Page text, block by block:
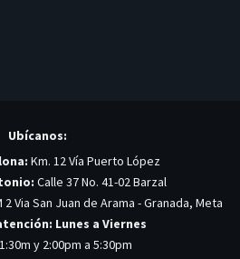
Ubícanos:
Km. 12 Vía Puerto López
Calle 37 No. 41-02 Barzal
2 Via San Juan de Arama - Granada, Meta
Lunes a Viernes
y 2:00pm a 5:30pm